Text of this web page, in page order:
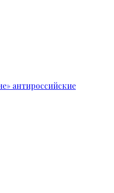
антироссийские